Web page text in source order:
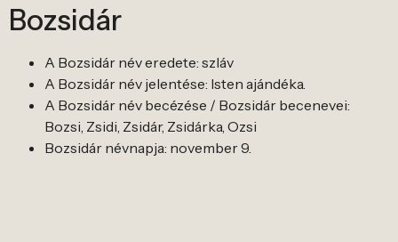
Bozsidár
A Bozsidár név eredete: szláv
A Bozsidár név jelentése: Isten ajándéka.
A Bozsidár név becézése / Bozsidár becenevei:
Bozsi, Zsidi, Zsidár, Zsidárka, Ozsi
Bozsidár névnapja: november 9.